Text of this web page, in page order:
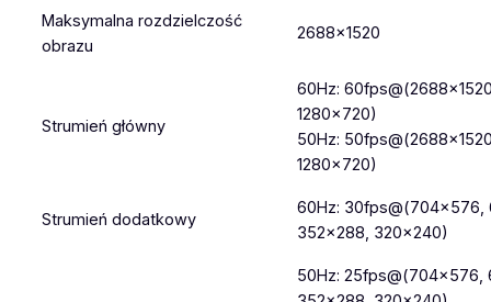
Maksymalna rozdzielczość
obrazu
2688×1520
Strumień główny
60Hz:
1280×720)
50Hz:
1280×720)
Strumień dodatkowy
60Hz:
352×288, 320×240)
50Hz: